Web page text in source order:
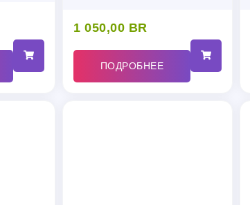
1 050,00 BR
ПОДРОБНЕЕ